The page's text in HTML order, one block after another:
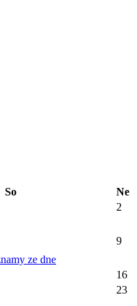
So
Ne
2
ze dne
9
16
23